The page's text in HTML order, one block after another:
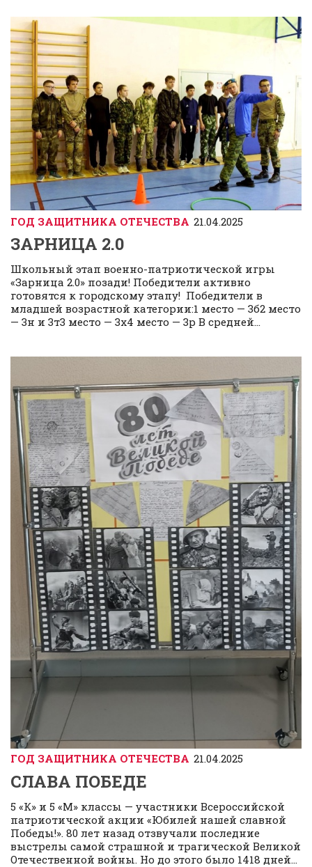
ГОД ЗАЩИТНИКА ОТЕЧЕСТВА 21.04.2025
ЗАРНИЦА 2.0
Школьный этап военно-патриотической игры
«Зарница 2.0» позади! Победители активно
готовятся к городскому этапу! Победители в
младшей возрастной категории:1 место — 3б2 место
— 3н и 3т3 место — 3х4 место — 3р В средней...
ГОД ЗАЩИТНИКА ОТЕЧЕСТВА 21.04.2025
СЛАВА ПОБЕДЕ
5 «К» и 5 «М» классы — участники Всероссийской
патриотической акции «Юбилей нашей славной
Победы!». 80 лет назад отзвучали последние
выстрелы самой страшной и трагической Великой
Отечественной войны. Но до этого было 1418 дней...